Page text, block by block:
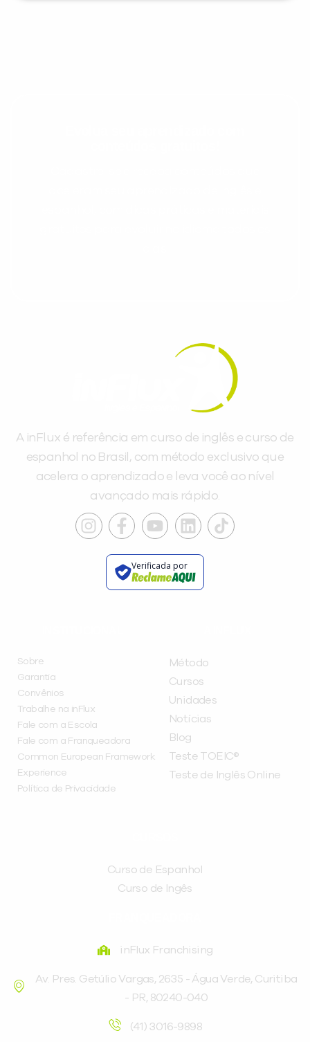
A inFlux é referência em curso de inglês e curso de
espanhol no Brasil, com método exclusivo que
acelera o aprendizado e leva você ao nível
avançado mais rápido.
Verificada por
Sobre
Garantia
Convênios
Trabalhe na inFlux
Fale com a Escola
Fale com a Franqueadora
Common European Framework
Experience
Política de Privacidade
Método
Cursos
Unidades
Notícias
Blog
Teste TOEIC®
Teste de Inglês Online
Curso de Espanhol
Curso de Ingês
inFlux Franchising
Av. Pres. Getúlio Vargas, 2635 - Água Verde, Curitiba
- PR, 80240-040
(41) 3016-9898